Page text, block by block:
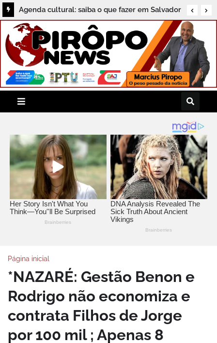
Agenda cultural: saiba o que fazer em Salvador
neste sábado
Ricardo Maia destaca articulação em Brasília
para garantir recursos para municípios da
Bahia (VÍDEO)
Página inicial
*NAZARÉ: Gestão Benon e
Rodrigo não economiza e
contrata Filhos de Jorge
por 100 mil ; Apenas 8